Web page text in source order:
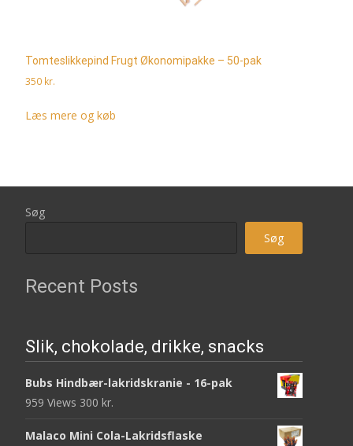
Tomteslikkepind Frugt Økonomipakke – 50-pak
350 kr.
Læs mere og køb
Søg
Søg
Recent Posts
Slik, chokolade, drikke, snacks
Bubs Hindbær-lakridskranie - 16-pak
959 Views 300 kr.
Malaco Mini Cola-Lakridsflaske